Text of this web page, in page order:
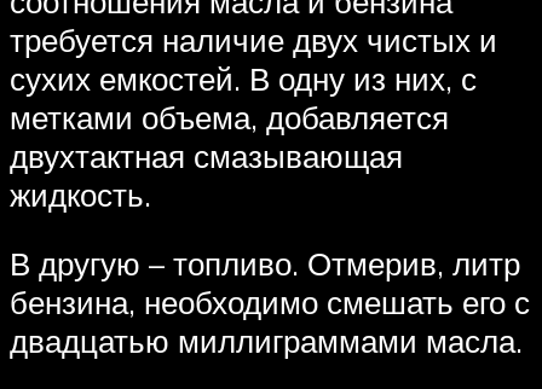
требуется наличие двух чистых и
сухих емкостей. В одну из них, с
метками объема, добавляется
двухтактная смазывающая
жидкость.
В другую – топливо. Отмерив, литр
бензина, необходимо смешать его с
двадцатью миллиграммами масла.